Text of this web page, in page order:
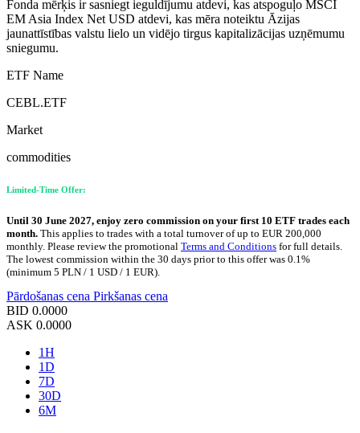
Fonda mērķis ir sasniegt ieguldījumu atdevi, kas atspoguļo MSCI
EM Asia Index Net USD atdevi, kas mēra noteiktu Āzijas
jaunattīstības valstu lielo un vidējo tirgus kapitalizācijas uzņēmumu
sniegumu.
ETF Name
CEBL.ETF
Market
commodities
Limited-Time Offer:
Until 30 June 2027, enjoy zero commission on your first 10 ETF trades each
month. This applies to trades with a total turnover of up to EUR 200,000
monthly. Please review the promotional Terms and Conditions for full details.
The lowest commission within the 30 days prior to this offer was 0.1%
(minimum 5 PLN / 1 USD / 1 EUR).
Pārdošanas cena Pirkšanas cena
BID 0.0000
ASK 0.0000
1H
1D
7D
30D
6M